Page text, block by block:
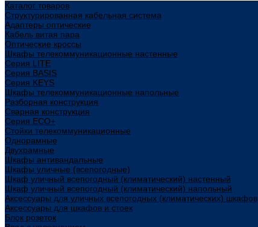
Каталог товаров
Структурированная кабельная система
Адаптеры оптические
Кабель витая пара
Оптические кроссы
Шкафы телекоммуникационные настенные
Cерия LITE
Cерия BASIS
Cерия KEYS
Шкафы телекоммуникационные напольные
Разборная конструкция
Сварная конструкция
Серия ECO+
Стойки телекоммуникационные
Однорамные
Двухрамные
Шкафы антивандальные
Шкафы уличные (всепогодные)
Шкаф уличный всепогодный (климатический) настенный
Шкаф уличный всепогодный (климатический) напольный
Аксессуары для уличных всепогодных (климатических) шкафов
Аксессуары для шкафов и стоек
Блок розеток